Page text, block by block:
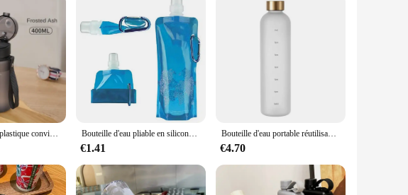
customers.
Gobelet d'eau en plastique conviviale ré pour enfants, bouteille de sport, fitness, extérieur, décontracté, haute qualité, 400ml, 560ml, 600ml Bouteille d'eau pliable en silicone ultraléger portable, sac à eau souple, fournitures de sport de plein air, randonnée, camping
€1.41
Bouteille d'eau portable réutilisable en plastique, 1 litre, motivation, sport, HI, marqueur de temps, autocollants, standardisation
€4.70